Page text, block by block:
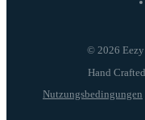
© 2026
Nutzungsbedingungen